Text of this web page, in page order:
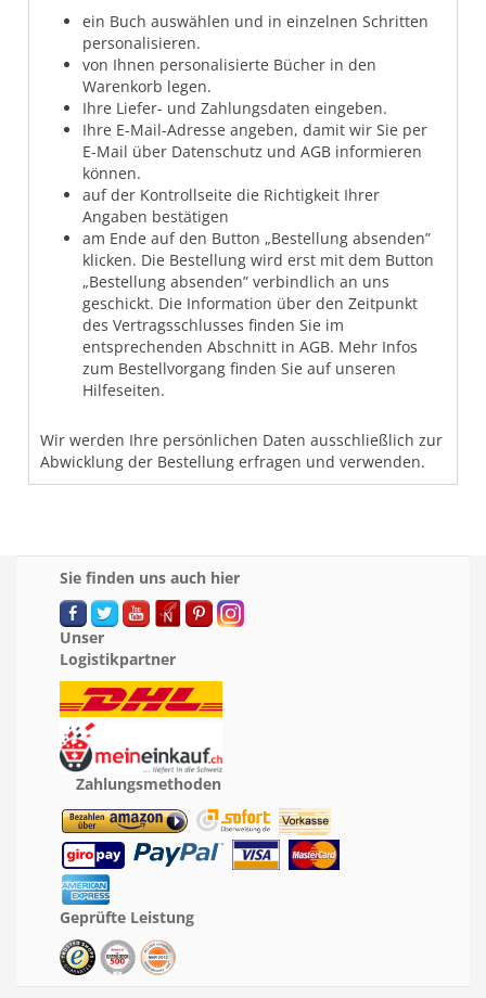
ein Buch auswählen und in einzelnen Schritten
personalisieren.
von Ihnen personalisierte Bücher in den
Warenkorb legen.
Ihre Liefer- und Zahlungsdaten eingeben.
Ihre E-Mail-Adresse angeben, damit wir Sie per
E-Mail über Datenschutz und AGB informieren
können.
auf der Kontrollseite die Richtigkeit Ihrer
Angaben bestätigen
am Ende auf den Button „Bestellung absenden”
klicken. Die Bestellung wird erst mit dem Button
„Bestellung absenden” verbindlich an uns
geschickt. Die Information über den Zeitpunkt
des Vertragsschlusses finden Sie im
entsprechenden Abschnitt in AGB. Mehr Infos
zum Bestellvorgang finden Sie auf unseren
Hilfeseiten.
Wir werden Ihre persönlichen Daten ausschließlich zur
Abwicklung der Bestellung erfragen und verwenden.
Sie finden uns auch hier
Unser
Logistikpartner
Zahlungsmethoden
Geprüfte Leistung